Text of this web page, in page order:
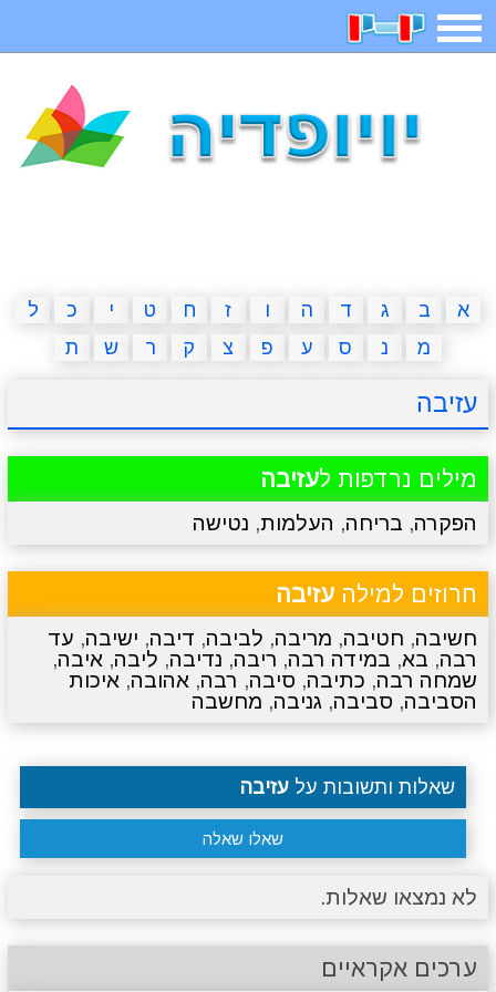
תפריט
איש תלוי מדריכים פוקימון גו מצא הבדלים
יצירה משחקי בנות אשליות חדשות
א ב ג ד ה ו ז ח ט י כ
ל
מ
נ ס ע פ צ ק ר ש ת
עזיבה
מילים נרדפות לעזיבה
הפקרה, בריחה, העלמות, נטישה
חרוזים למילה עזיבה
חשיבה, חטיבה, מריבה, לביבה, דיבה, ישיבה, עד
רבה, בא, במידה רבה, ריבה, נדיבה, ליבה, איבה,
שמחה רבה, כתיבה, סיבה, רבה, אהובה, איכות
הסביבה, סביבה, גניבה, מחשבה
שאלות ותשובות על עזיבה
שאלו שאלה
לא נמצאו שאלות.
ערכים אקראיים